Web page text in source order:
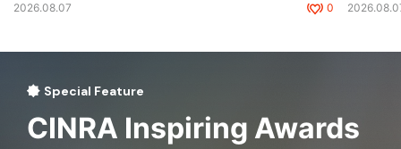
2026.08.07 0
Special Feature
CINRA Inspiring Awards